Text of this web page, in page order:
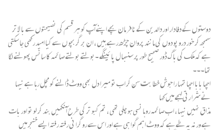
دوستوں کے دفادار اور دالدین کے نافر مان بچے اپنے آپ کو ہر قسم کی نصیحتوں سے با لا تر
سمجھ کر خور درو پو دوں کی مانند پروان چڑھ رہے ہیں ، ان بر گر بچو ں سے کیا امید رکھی جا سکتی
ہے کہ ملک کی با گ ڈور صحیح طور پر سنبھا ل پا ئینگے ۔بولتے بولتے صائمہ کا سانس پھولنے لگا
تھا۔۔۔
اچھا بابا اچھا تمہا را جوش خطا بت سن کر اب تو میرا دل بھی ووٹ ڈالنے کو مچل رہا ہے نیہا
نے شرا رتی لہجے میں کہا
مذاق نہیں نیہا ، اب صائمہ روہا نسی ہو چلی تھی ، تم کبو تر کی طرح آنکھیں بند کر لو تو اور بات
ہے ورنہ یہ طے ہے کہ ووٹ اہم گوا ہی ہے اور اس سے رو گرا نی رفتہ رفتہ ایسے خنجر میں